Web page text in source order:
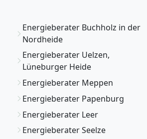
Energieberater Buchholz in der
Nordheide
Energieberater Uelzen,
Lüneburger Heide
Energieberater Meppen
Energieberater Papenburg
Energieberater Leer
Energieberater Seelze